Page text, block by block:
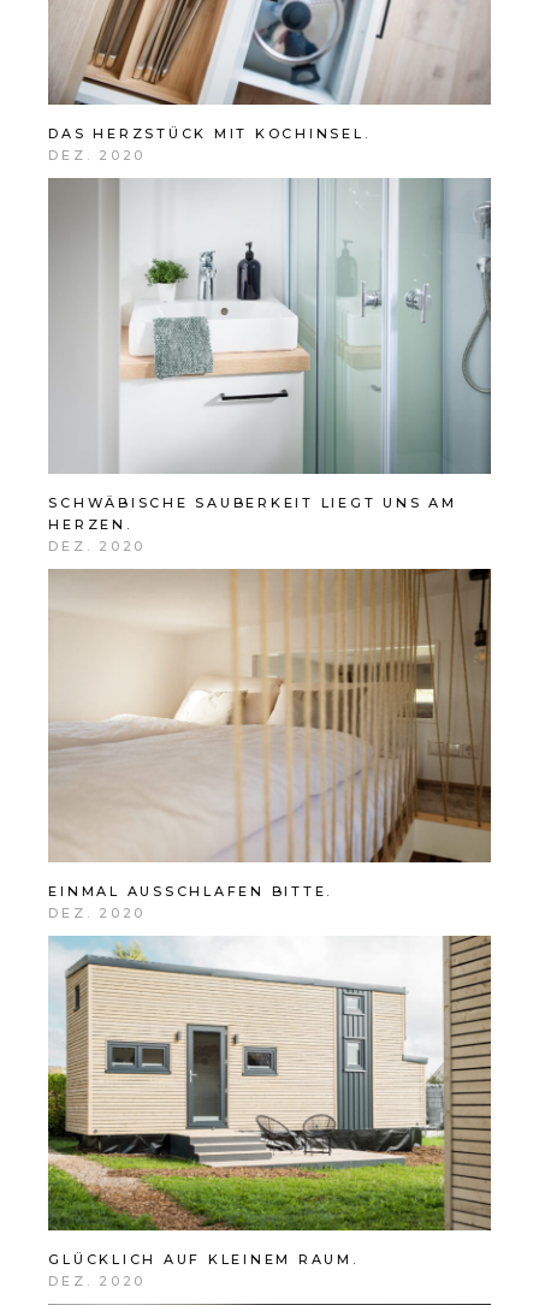
DAS HERZSTÜCK MIT KOCHINSEL.
DEZ. 2020
SCHWÄBISCHE SAUBERKEIT LIEGT UNS AM
HERZEN.
DEZ. 2020
EINMAL AUSSCHLAFEN BITTE.
DEZ. 2020
GLÜCKLICH AUF KLEINEM RAUM.
DEZ. 2020